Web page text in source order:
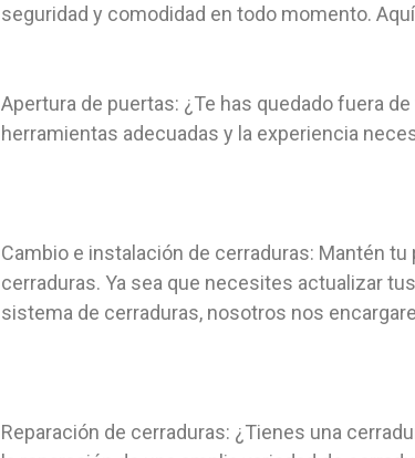
seguridad y comodidad en todo momento.
Apertura de puertas: ¿Te has quedado fuera
herramientas adecuadas y la experiencia
Cambio e instalación de cerraduras: Mantén
cerraduras. Ya sea que necesites actualizar
sistema de cerraduras, nosotros nos
Reparación de cerraduras: ¿Tienes una